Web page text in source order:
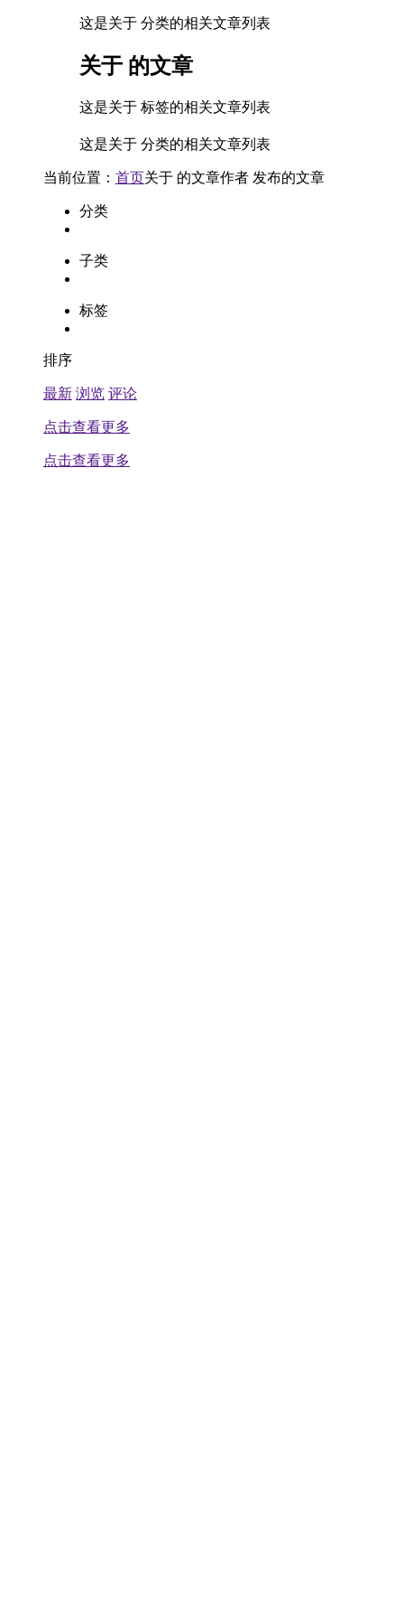
这是关于 分类的相关文章列表
关于 的文章
这是关于 标签的相关文章列表
这是关于 分类的相关文章列表
当前位置： 首页关于 的文章作者 发布的文章
分类
子类
标签
排序
最新 浏览 评论
点击查看更多
点击查看更多